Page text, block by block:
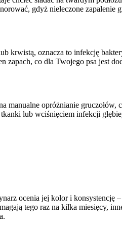
gdyż nieleczone zapalenie
krwistą, oznacza to infekcję
co dla Twojego psa jest
opróżnianie gruczołów,
lub wciśnięciem infekcji
ocenia jej kolor i konsystencję
tego raz na kilka miesięcy,